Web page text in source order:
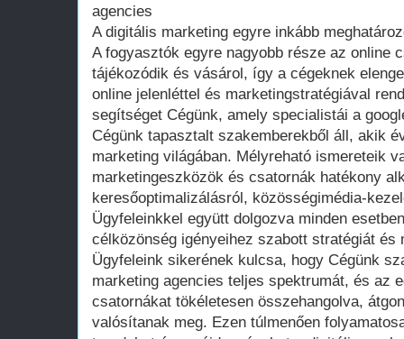
agencies
A digitális marketing egyre inkább
A fogyasztók egyre nagyobb része az online
tájékozódik és vásárol, így a cégeknek
online jelenléttel és marketingstratégiával
segítséget Cégünk, amely specialistái a
Cégünk tapasztalt szakemberekből áll, akik
marketing világában. Mélyreható ismereteik
marketingeszközök és csatornák hatékony
keresőoptimalizálásról, közösségimédia-
Ügyfeleinkkel együtt dolgozva minden
célközönség igényeihez szabott stratégiát és
Ügyfeleink sikerének kulcsa, hogy Cégünk
marketing agencies teljes spektrumát, és az
csatornákat tökéletesen összehangolva,
valósítanak meg. Ezen túlmenően